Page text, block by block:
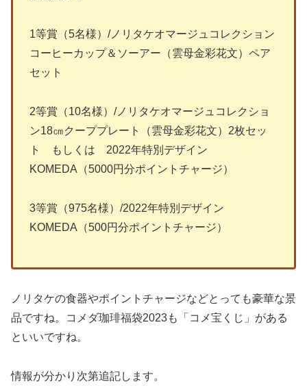
1等賞（5名様）/ノリタケオマージュコレクション
コーヒーカップ＆ソーアー（雲母金彩花文）ペア
セット
2等賞（10名様）/ノリタケオマージュコレクショ
ン18㎝クーププレート（雲母金彩花文）2枚セッ
ト もしくは 2022年特別デザイン
KOMEDA（5000円分ポイントチャージ）
3等賞（975名様）/2022年特別デザイン
KOMEDA（500円分ポイントチャージ）
ノリタケの食器やポイントチャージなどとっても豪華な景
品ですね。コメダ珈琲福袋2023も「コメ宝くじ」がある
といいですね。
情報が分かり次第追記します。